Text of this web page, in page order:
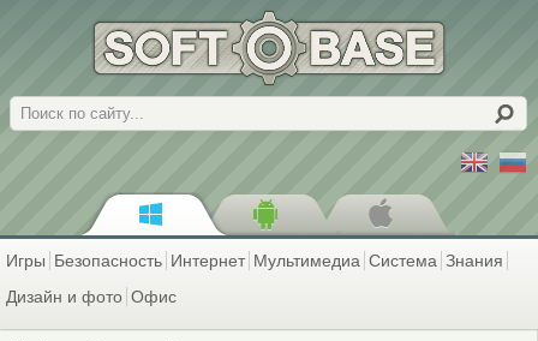
Поиск
Игры Безопасность Интернет Мультимедиа Система Знания
Дизайн и фото Офис